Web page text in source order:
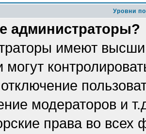
Уровни
администраторы?
имеют
модераторов и
права во всех